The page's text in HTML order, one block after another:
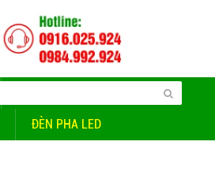
ĐÈN PHA LED